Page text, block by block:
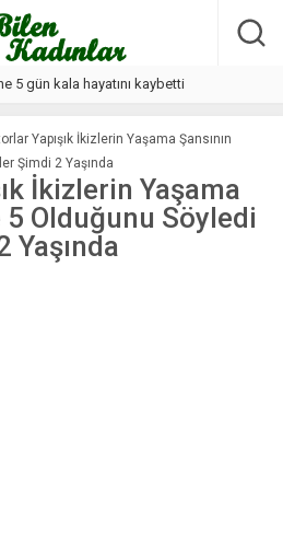
5 gün kala hayatını kaybetti
Yapışık İkizlerin Yaşama Şansının
Şimdi 2 Yaşında
İkizlerin Yaşama
5 Olduğunu Söyledi
Yaşında